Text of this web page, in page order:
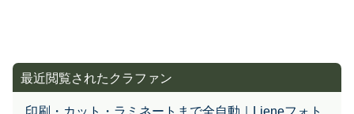
印刷・カット・ラミネートまで全自動｜Lieneフォト
ステッカープリンター